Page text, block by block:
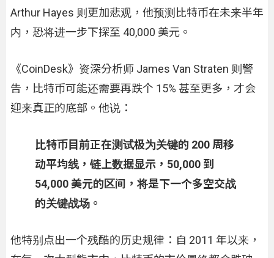
Arthur Hayes 则更加悲观，他预测比特币在未来半年
内，恐将进一步下探至 40,000 美元。
《CoinDesk》资深分析师 James Van Straten 则警
告，比特币可能还需要再跌个 15% 甚至更多，才会
迎来真正的底部。他说：
比特币目前正在测试极为关键的 200 周移
动平均线，链上数据显示，50,000 到
54,000 美元的区间，将是下一个多空交战
的关键战场。
他特别点出一个残酷的历史规律：自 2011 年以来，